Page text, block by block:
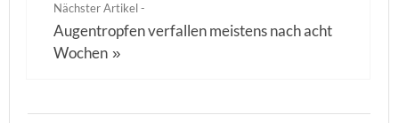
Nächster Artikel -
Augentropfen verfallen meistens nach acht
Wochen »